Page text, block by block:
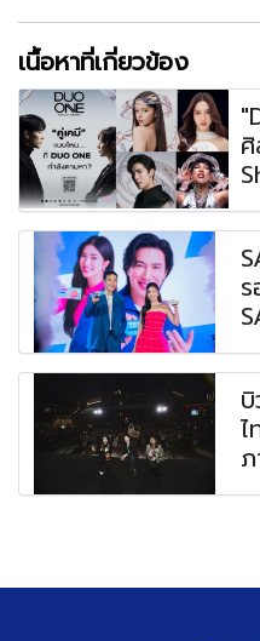
เนื้อหาที่เกี่ยวข้อง